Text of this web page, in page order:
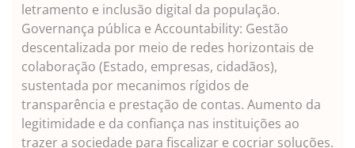
letramento e inclusão digital da população.
Governança pública e Accountability: Gestão
descentalizada por meio de redes horizontais de
colaboração (Estado, empresas, cidadãos),
sustentada por mecanimos rígidos de
transparência e prestação de contas. Aumento da
legitimidade e da confiança nas instituições ao
trazer a sociedade para fiscalizar e cocriar soluções.